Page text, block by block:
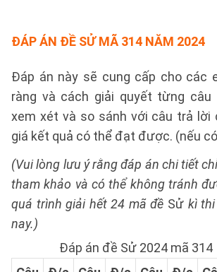
ĐÁP ÁN ĐỀ SỬ MÃ 314 NĂM 2024
Đáp án này sẽ cung cấp cho các
ràng và cách giải quyết từng câu
xem xét và so sánh với câu trả lời
giá kết quả có thể đạt được. (nếu
(Vui lòng lưu ý rằng đáp án chi tiết
tham khảo và có thể không tránh
quá trình giải hết 24 mã đề Sử kì
nay.)
Đáp án đề Sử 2024 mã 314